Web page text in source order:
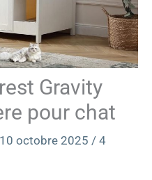
Gravity
pour chat
10 octobre 2025 / 4